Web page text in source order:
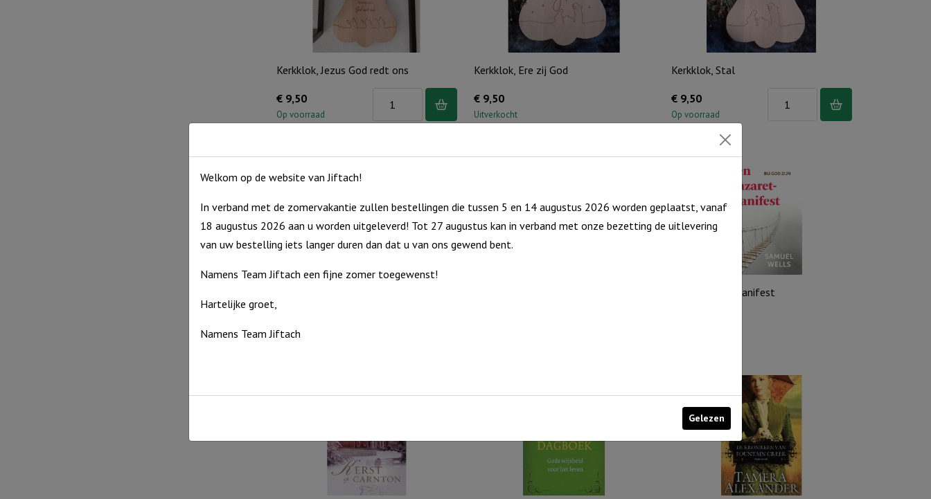
Kerkklok, Jezus God redt ons
€ 9,50
Op voorraad
Kerkklok, Ere zij God
€9,50
Uitverkocht
Kerkklok, Stal
€9,50
Op voorraad
Uitverkocht
Een Nazaret-manifest
Welkom op de website van Jiftach!
In verband met de zomervakantie zullen bestellingen die tussen 5 en 14 augustus 2026 worden geplaatst, vanaf
18 augustus 2026 aan u worden uitgeleverd! Tot 27 augustus kan in verband met onze bezetting de uitlevering
van uw bestelling iets langer duren dan dat u van ons gewend bent.
Namens Team Jiftach een fijne zomer toegewenst!
Hartelijke groet,
Namens Team Jiftach
Gelezen